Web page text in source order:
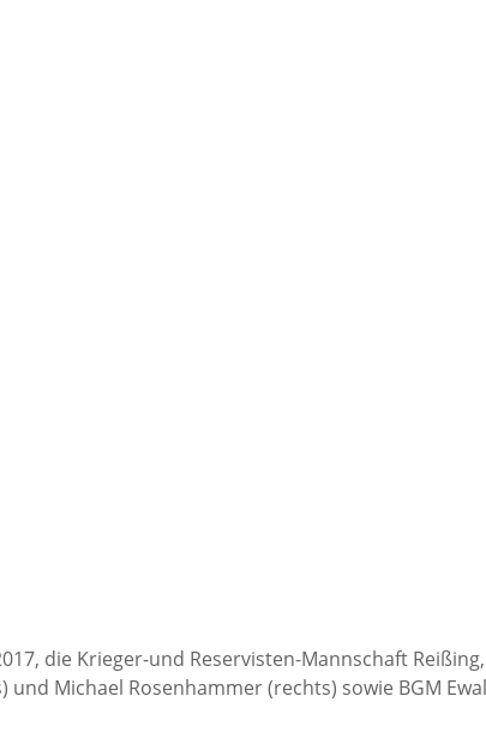
die Krieger-und Reservisten-Mannschaft
und Michael Rosenhammer (rechts) sowie BGM